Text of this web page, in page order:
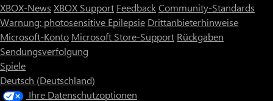
XBOX-News XBOX Support FeedbackCommunity-Standards
Warnung: photosensitive Epilepsie Drittanbieterhinweise
Microsoft-Konto Microsoft Store-Support Rückgaben
Sendungsverfolgung
Spiele
Deutsch (Deutschland)
Ihre Datenschutzoptionen